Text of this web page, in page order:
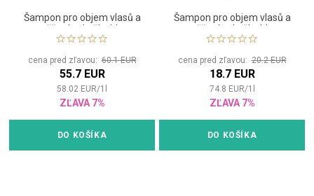
Šampon pro objem vlasů a
osvěžení pokožky hlavy
cena pred zľavou:60.1 EUR
55.7 EUR
58.02 EUR/1
ZĽAVA 7%
DO KOŠÍKA
Šampon pro objem vlasů a
osvěžení pokožky hlavy
cena pred zľavou:20.2 EUR
18.7 EUR
74.8 EUR/1
ZĽAVA 7%
DO KOŠÍKA